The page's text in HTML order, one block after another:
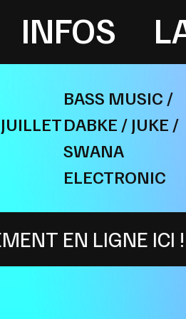
INFOS
BASS MUSIC /
DABKE / JUKE /
SWANA
ELECTRONIC
ICI !